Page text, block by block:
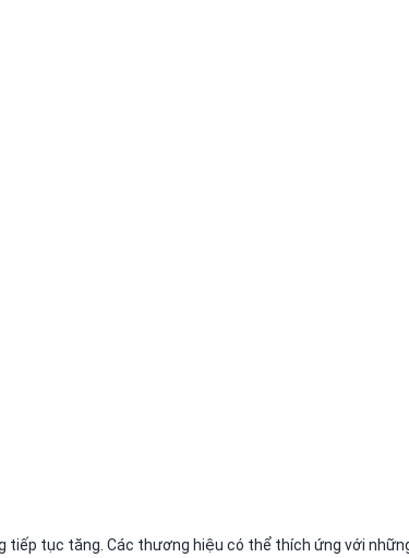
tiếp tục tăng. Các thương hiệu có thể thích ứng với